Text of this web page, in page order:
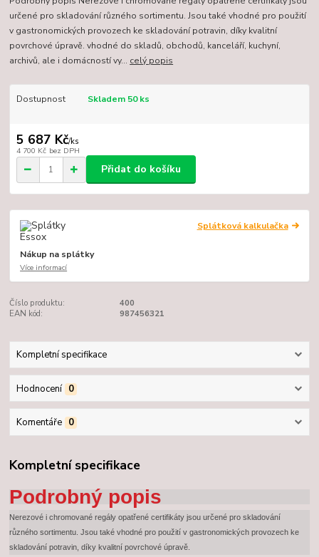
určené pro skladování různého sortimentu. Jsou také vhodné pro použití
v gastronomických provozech ke skladování potravin, díky kvalitní
povrchové úpravě. vhodné do skladů, obchodů, kanceláří, kuchyní,
archivů, ale i domácností vy... celý popis
Dostupnost Skladem 50 ks
5 687 Kč/ks
4 700 Kč bez DPH
Přidat do košíku
Splátková kalkulačka
Nákup na splátky
Více informací
Číslo produktu:
400
EAN kód:
987456321
Kompletní specifikace
Hodnocení 0
Komentáře 0
Kompletní specifikace
Podrobný popis
Nerezové i chromované regály opatřené certifikáty jsou určené pro skladování
různého sortimentu. Jsou také vhodné pro použití v gastronomických provozech ke
skladování potravin, díky kvalitní povrchové úpravě.